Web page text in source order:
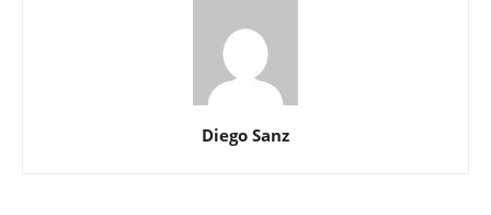
Diego Sanz